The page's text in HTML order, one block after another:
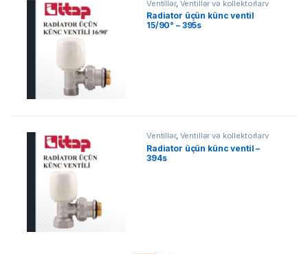
Ventillər, Ventillər və kollektorlarv
Radiator üçün künc ventil
15/90° – 395s
Ventillər, Ventillər və kollektorlarv
Radiator üçün künc ventil –
394s